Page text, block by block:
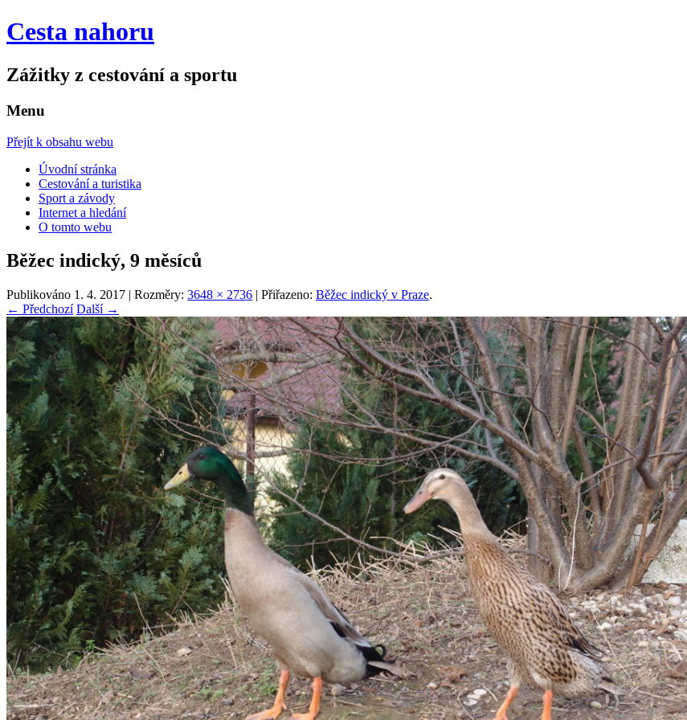
Cesta nahoru
Zážitky z cestování a sportu
Menu
Přejít k obsahu webu
Úvodní stránka
Cestování a turistika
Sport a závody
Internet a hledání
O tomto webu
Běžec indický, 9 měsíců
Publikováno 1. 4. 2017 | Rozměry: 3648 × 2736 | Přiřazeno: Běžec indický v Praze.
← Předchozí Další →